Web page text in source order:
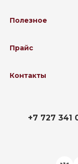
Полезное
Прайс
Контакты
+7 727 341